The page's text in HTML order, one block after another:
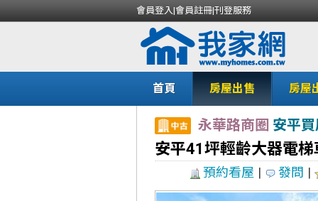
會員登入|會員註冊|刊登服務
首頁 房屋出售 房屋
永華路商圈 安平
安平41坪輕齡大器電梯
預約看屋 | 發問 |